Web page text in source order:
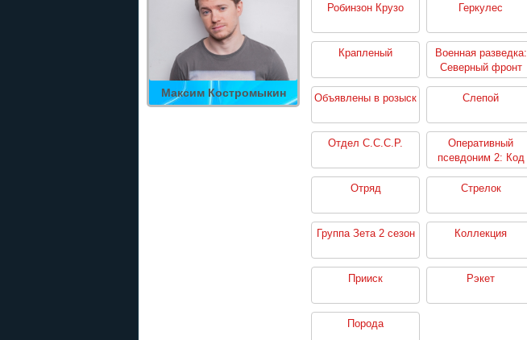
Максим Костромыкин
Робинзон Крузо Геркулес
Крапленый
Военная разведка:
Северный фронт
Объявлены в розыск Слепой
Отдел С.С.С.Р.
Оперативный
псевдоним 2: Код
возвращения
Отряд Стрелок
Группа Зета 2 сезон Коллекция
Прииск Рэкет
Порода